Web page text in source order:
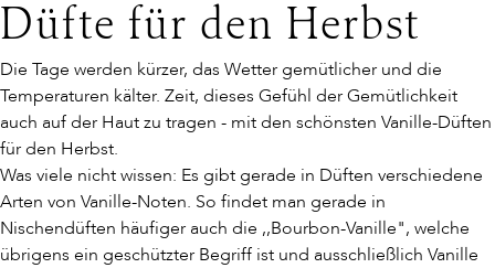
Düfte für den Herbst
Die Tage werden kürzer, das Wetter gemütlicher und die
Temperaturen kälter. Zeit, dieses Gefühl der Gemütlichkeit
auch auf der Haut zu tragen - mit den schönsten Vanille-Düften
für den Herbst.
Was viele nicht wissen: Es gibt gerade in Düften verschiedene
Arten von Vanille-Noten. So findet man gerade in
Nischendüften häufiger auch die ,,Bourbon-Vanille", welche
übrigens ein geschützter Begriff ist und ausschließlich Vanille